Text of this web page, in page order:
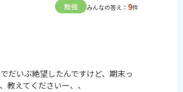
勉強 みんなの答え： 9件
だいぶ絶望したんですけど、期末っ
えてくださいー、、